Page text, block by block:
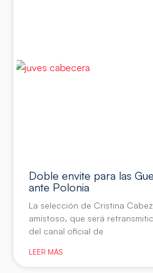
Doble envite para las
ante Polonia
La selección de Cristina
amistoso, que será
del canal oficial de
LEER MÁS